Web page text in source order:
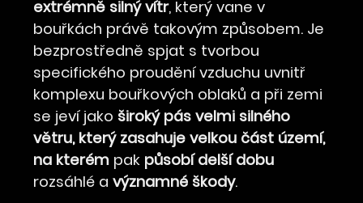
extrémně silný vítr, který vane v
bouřkách právě takovým způsobem. Je
bezprostředně spjat s tvorbou
specifického proudění vzduchu uvnitř
komplexu bouřkových oblaků a při zemi
se jeví jako široký pás velmi silného
větru, který zasahuje velkou část území,
na kterém pak působí delší dobu
rozsáhlé avýznamné škody.